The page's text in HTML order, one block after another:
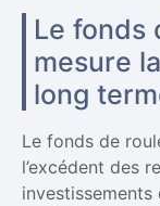
Le fonds
mesure
long
Le fonds de
l’excédent des